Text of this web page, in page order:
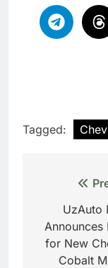
Tagged:
записям
UzAuto
Announces
for New
Cobalt